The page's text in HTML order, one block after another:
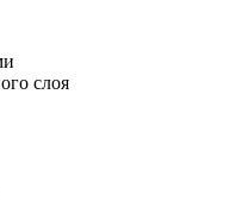
слоя